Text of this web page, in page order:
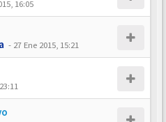
16:05
- 27 Ene 2015, 15:21